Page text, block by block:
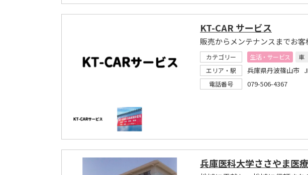
KT-CAR サービス
販売からメンテナンスまでお
カテゴリー 生活・サービス
車
エリア・駅
兵庫県丹波篠山市
電話番号 079-506-4367
兵庫医科大学ささやま医